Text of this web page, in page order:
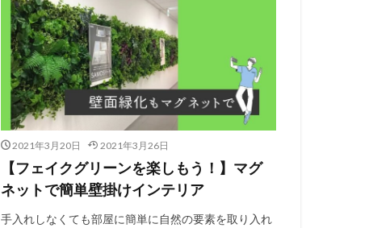
2021年3月20日 2021年3月26日
【フェイクグリーンを楽しもう！】マグ
ネットで簡単壁掛けインテリア
手入れしなくても部屋に簡単に自然の要素を取り入れ